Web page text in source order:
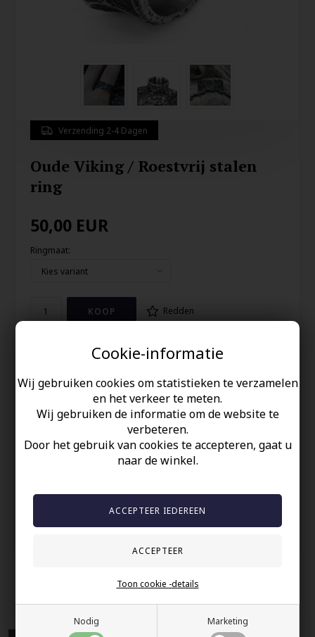
Cookie-informatie
Wij gebruiken cookies om statistieken te verzamelen
en het verkeer te meten.
Wij gebruiken de informatie om de website te
verbeteren.
Door het gebruik van cookies te accepteren, gaat u
naar de winkel.
Nodig Marketing
Toon cookie -details
Verzending 2-4 Dagen
Oude Viking / Roestvrij stalen
ring
50,00 EUR
Ringmaat:
Redden
Prachtige Viking ring met symbolen uit de Vikingtijd.
Volledig gerealiseerde herenring die nog niet eerder is gezien.
De ring is 8mm breed en kan in verschillende maten worden
gekocht.
Uw veiligheid
100% nikkelvrij sieraden
Anderen gekocht hebben ook